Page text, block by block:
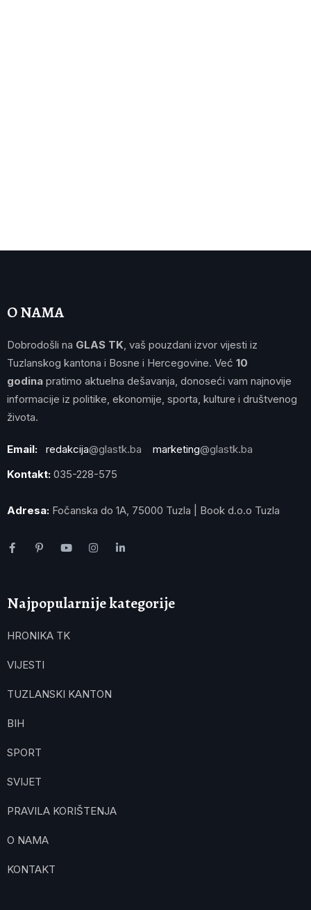
O NAMA
Dobrodošli na GLAS TK , vaš pouzdani izvor vijesti iz
Tuzlanskog kantona i Bosne i Hercegovine. Već 10
godina pratimo aktuelna dešavanja, donoseći vam najnovije
informacije iz politike, ekonomije, sporta, kulture i društvenog
života.
Email: redakcija@glastk.ba marketing@glastk.ba
Kontakt: 035-228-575
Adresa: Fočanska do 1A, 75000 Tuzla | Book d.o.o Tuzla
Najpopularnije kategorije
HRONIKA TK
VIJESTI
TUZLANSKI KANTON
BIH
SPORT
SVIJET
PRAVILA KORIŠTENJA
O NAMA
KONTAKT